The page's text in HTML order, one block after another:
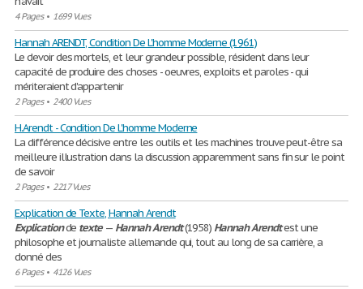
4 Pages• 1699 Vues
Hannah ARENDT, Condition De L'homme Moderne (1961)
Le devoir des mortels, et leur grandeur possible, résident dans leur
capacité de produire des choses - oeuvres, exploits et paroles - qui
mériteraient d'appartenir
2 Pages• 2400 Vues
H.Arendt - Condition De L'homme Moderne
La différence décisive entre les outils et les machines trouve peut-être sa
meilleure illustration dans la discussion apparemment sans fin sur le point
de savoir
2 Pages• 2217 Vues
Explication de Texte, Hannah Arendt
Explicationde texte— HannahArendt(1958) HannahArendtest une
philosophe et journaliste allemande qui, tout au long de sa carrière, a
donné des
6 Pages• 4126 Vues